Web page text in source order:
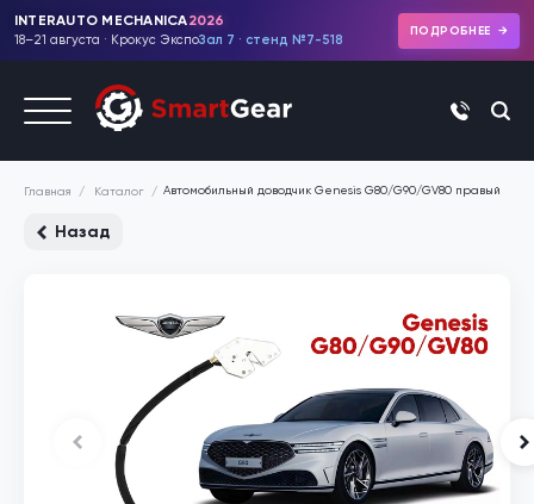
INTERAUTO MECHANICA2026
18–21 августа · Крокус ЭкспоЗал 7 · стенд №7-518
ПОДРОБНЕЕ
+7 (495)
Главная Каталог Автомобильный доводчик Genesis G80/G90/GV80 правый
Назад